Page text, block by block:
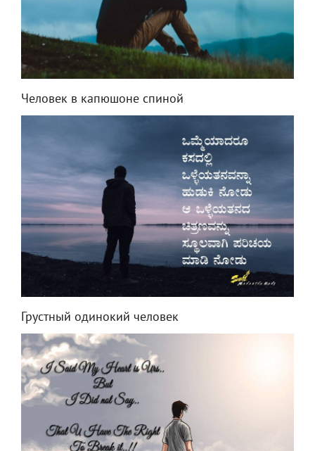
Человек в капюшоне спиной
Грустный одинокий человек